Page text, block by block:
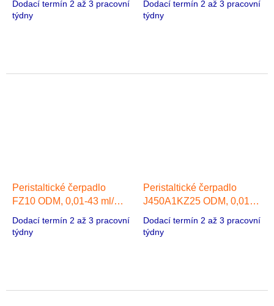
Dodací termín 2 až 3 pracovní
týdny
motor
Dodací termín 2 až 3 pracovní
týdny
Peristaltické čerpadlo
FZ10 ODM, 0,01-43 ml/min
Dodací termín 2 až 3 pracovní
týdny
Peristaltické čerpadlo
J450A1KZ25 ODM, 0,01-
Redukční motor na střídavý
Dodací termín 2 až 3 pracovní
týdny